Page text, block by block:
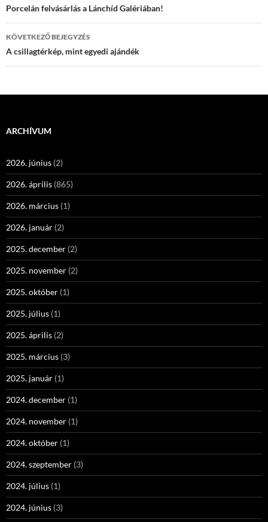
navigáció
Porcelán felvásárlás a Lánchíd Galériában!
KÖVETKEZŐ BEJEGYZÉS
A csillagtérkép, mint egyedi ajándék
ARCHÍVUM
2026. június (2)
2026. április (865)
2026. március (1)
2026. január (2)
2025. december (2)
2025. november (2)
2025. október (1)
2025. július (1)
2025. április (2)
2025. március (3)
2025. január (1)
2024. december (1)
2024. november (1)
2024. október (1)
2024. szeptember (3)
2024. július (1)
2024. június (3)